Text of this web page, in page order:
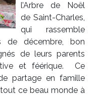
l’Arbre de Noël
de Saint-Charles,
qui rassemble
de décembre, bon
de leurs parents
et féérique. Ce
partage en famille
ce beau monde à